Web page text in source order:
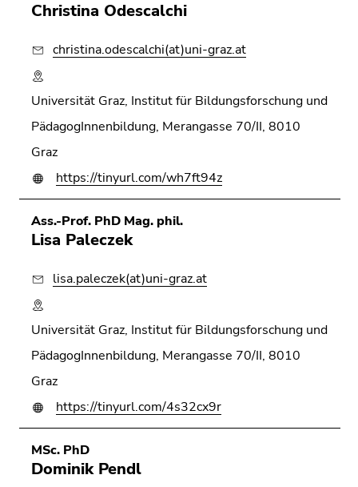
Christina Odescalchi
christina.odescalchi(at)uni-graz.at
Universität Graz, Institut für Bildungsforschung und
PädagogInnenbildung, Merangasse 70/II, 8010
Graz
https://tinyurl.com/wh7ft94z
Ass.-Prof. PhD Mag. phil.
Lisa Paleczek
lisa.paleczek(at)uni-graz.at
Universität Graz, Institut für Bildungsforschung und
PädagogInnenbildung, Merangasse 70/II, 8010
Graz
https://tinyurl.com/4s32cx9r
MSc. PhD
Dominik Pendl